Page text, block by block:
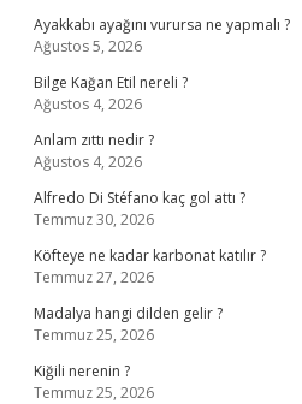
Ayakkabı ayağını vurursa ne yapmalı ?
Ağustos 5, 2026
Bilge Kağan Etil nereli ?
Ağustos 4, 2026
Anlam zıttı nedir ?
Ağustos 4, 2026
Alfredo Di Stéfano kaç gol attı ?
Temmuz 30, 2026
Köfteye ne kadar karbonat katılır ?
Temmuz 27, 2026
Madalya hangi dilden gelir ?
Temmuz 25, 2026
Kiğili nerenin ?
Temmuz 25, 2026